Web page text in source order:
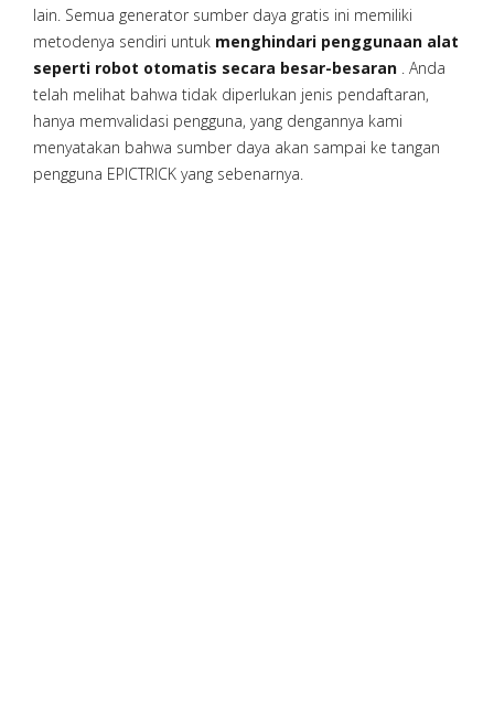
lain. Semua generator sumber daya gratis ini memiliki
metodenya sendiri untuk menghindari penggunaan alat
seperti robot otomatis secara besar-besaran . Anda
telah melihat bahwa tidak diperlukan jenis pendaftaran,
hanya memvalidasi pengguna, yang dengannya kami
menyatakan bahwa sumber daya akan sampai ke tangan
pengguna EPICTRICK yang sebenarnya.